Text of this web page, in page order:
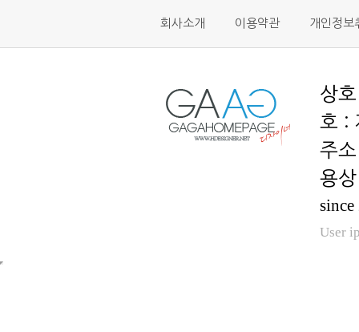
회사소개 이용약관 개인정보
호 :
용
User